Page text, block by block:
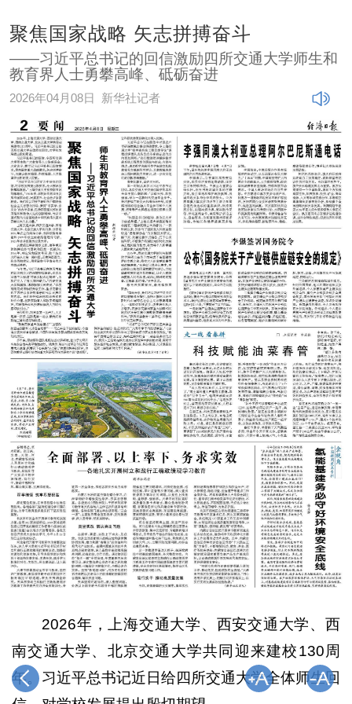
聚焦国家战略 矢志拼搏奋斗
——习近平总书记的回信激励四所交通大学师生和
教育界人士勇攀高峰、砥砺奋进
2026年04月08日 新华社记者
2026年，上海交通大学、西安交通大学、西
南交通大学、北京交通大学共同迎来建校130周
年。习近平总书记近日给四所交通大学全体师生回